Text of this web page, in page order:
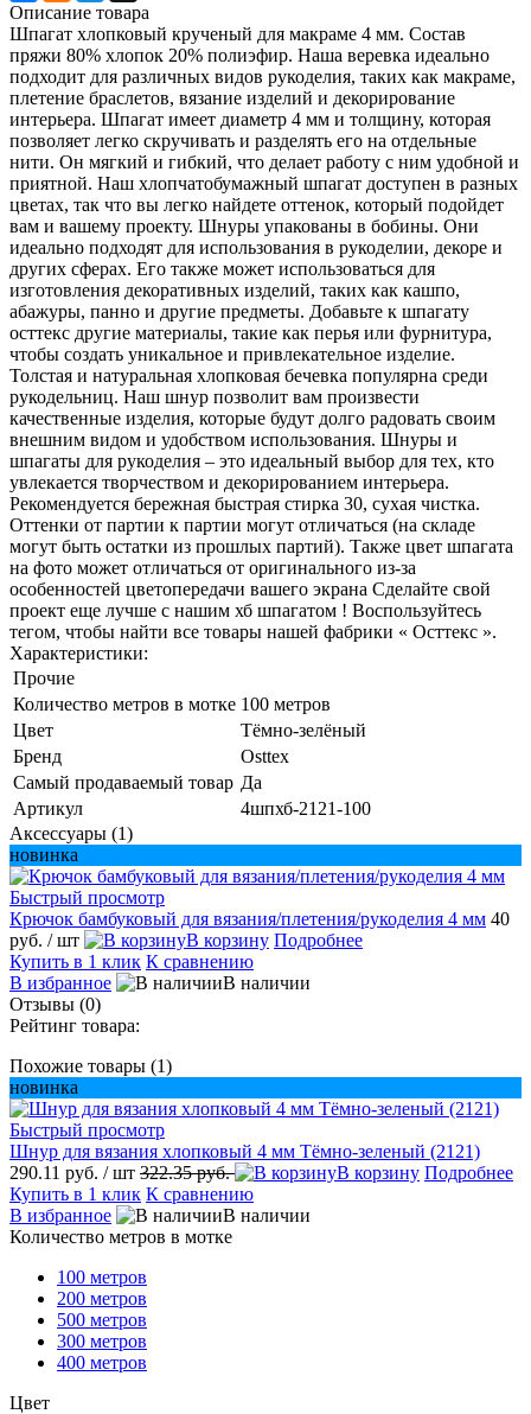
Описание товара
Шпагат хлопковый крученый для макраме 4 мм. Состав
пряжи 80% хлопок 20% полиэфир. Наша веревка идеально
подходит для различных видов рукоделия, таких как макраме,
плетение браслетов, вязание изделий и декорирование
интерьера. Шпагат имеет диаметр 4 мм и толщину, которая
позволяет легко скручивать и разделять его на отдельные
нити. Он мягкий и гибкий, что делает работу с ним удобной и
приятной. Наш хлопчатобумажный шпагат доступен в разных
цветах, так что вы легко найдете оттенок, который подойдет
вам и вашему проекту. Шнуры упакованы в бобины. Они
идеально подходят для использования в рукоделии, декоре и
других сферах. Его также может использоваться для
изготовления декоративных изделий, таких как кашпо,
абажуры, панно и другие предметы. Добавьте к шпагату
осттекс другие материалы, такие как перья или фурнитура,
чтобы создать уникальное и привлекательное изделие.
Толстая и натуральная хлопковая бечевка популярна среди
рукодельниц. Наш шнур позволит вам произвести
качественные изделия, которые будут долго радовать своим
внешним видом и удобством использования. Шнуры и
шпагаты для рукоделия – это идеальный выбор для тех, кто
увлекается творчеством и декорированием интерьера.
Рекомендуется бережная быстрая стирка 30, сухая чистка.
Оттенки от партии к партии могут отличаться (на складе
могут быть остатки из прошлых партий). Также цвет шпагата
на фото может отличаться от оригинального из-за
особенностей цветопередачи вашего экрана Сделайте свой
проект еще лучше с нашим хб шпагатом ! Воспользуйтесь
тегом, чтобы найти все товары нашей фабрики « Осттекс ».
Характеристики:
Прочие
Количество метров в мотке 100 метров
Цвет
Тёмно-зелёный
Бренд
Osttex
Самый продаваемый товар Да
Артикул
4шпхб-2121-100
Аксессуары (1)
новинка
Быстрый просмотр
Крючок бамбуковый для вязания/плетения/рукоделия 4 мм 40
руб. / шт В корзину Подробнее
Купить в 1 клик К сравнению
В избранное
В наличии
Отзывы (0)
Рейтинг товара:
Похожие товары (1)
новинка
Быстрый просмотр
Шнур для вязания хлопковый 4 мм Тёмно-зеленый (2121)
290.11 руб. / шт 322.35 руб. В корзину Подробнее
Купить в 1 клик К сравнению
В избранное
В наличии
Количество метров в мотке
100 метров
200 метров
500 метров
300 метров
400 метров
Цвет